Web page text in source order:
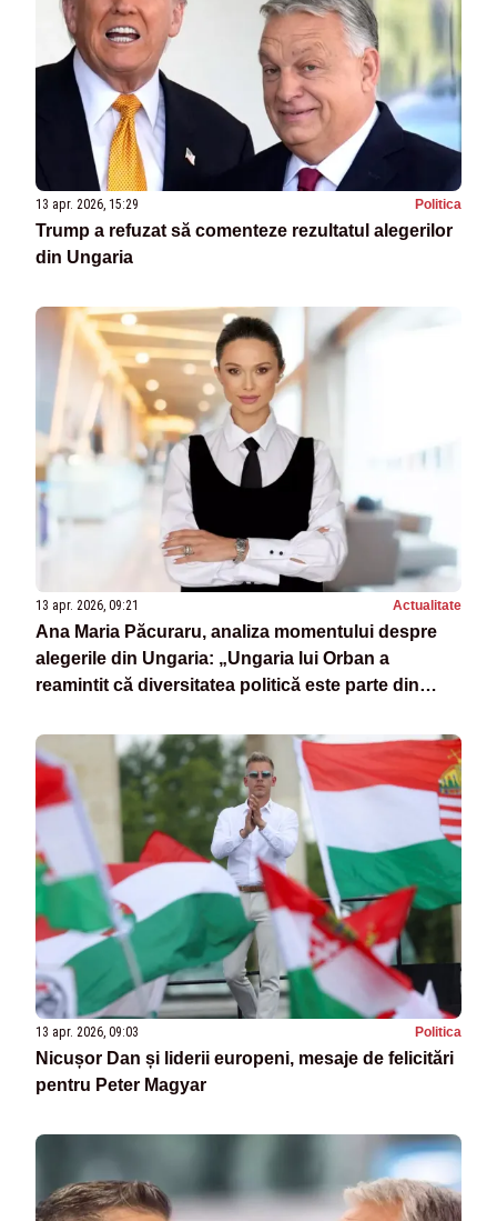
13 apr. 2026, 15:29 Politica
Trump a refuzat să comenteze rezultatul alegerilor
din Ungaria
13 apr. 2026, 09:21 Actualitate
Ana Maria Păcuraru, analiza momentului despre
alegerile din Ungaria: „Ungaria lui Orban a
reamintit că diversitatea politică este parte din
13 apr. 2026, 09:03 Politica
Nicușor Dan și liderii europeni, mesaje de felicitări
pentru Peter Magyar